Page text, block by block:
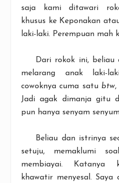
saja kami ditawari
khusus ke Keponakan
laki-laki. Perempuan mah
Dari rokok ini,
melarang anak laki-
cowoknya cuma satu btw
Jadi agak dimanja gitu
pun hanya senyam
Beliau dan istrinya
setuju, memaklumi
membiayai. Katanya
khawatir menyesal.